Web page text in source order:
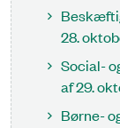
28.
Social-
af 29.
Børne-